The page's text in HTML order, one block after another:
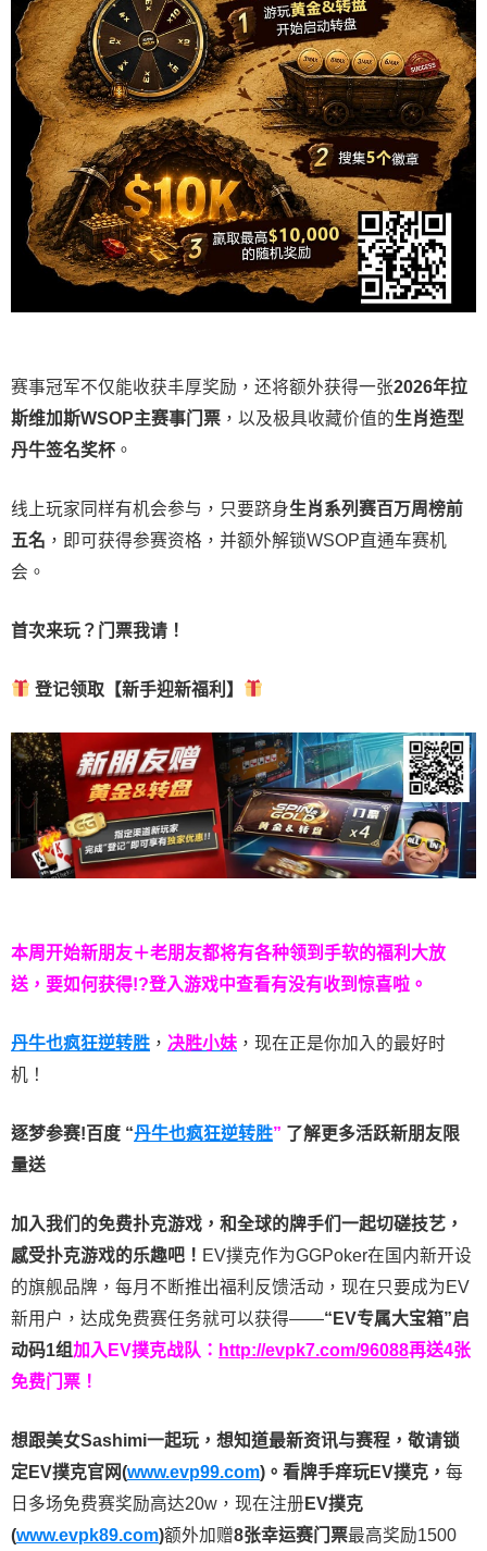
赛事冠军不仅能收获丰厚奖励，还将额外获得一张2026年拉
斯维加斯WSOP主赛事门票 ，以及极具收藏价值的生肖造型
丹牛签名奖杯 。
线上玩家同样有机会参与，只要跻身生肖系列赛百万周榜前
五名 ，即可获得参赛资格，并额外解锁WSOP直通车赛机
会。
首次来玩？门票我请！
登记领取【新手迎新福利】
本周开始新朋友＋老朋友都将有各种领到手软的福利大放
送，要如何获得!?登入游戏中查看有没有收到惊喜啦。
丹牛也疯狂逆转胜 ， 决胜小妹 ，现在正是你加入的最好时
机！
逐梦参赛!百度 “丹牛也疯狂逆转胜” 了解更多活跃新朋友限
量送
加入我们的免费扑克游戏，和全球的牌手们一起切磋技艺，
感受扑克游戏的乐趣吧！ EV撲克作为GGPoker在国内新开设
的旗舰品牌，每月不断推出福利反馈活动，现在只要成为EV
新用户，达成免费赛任务就可以获得——“EV专属大宝箱”启
动码1组加入EV撲克战队： http://evpk7.com/96088再送4张
免费门票！
想跟美女Sashimi一起玩， 想知道最新资讯与赛程， 敬请锁
定EV撲克官网(www.evp99.com)。 看牌手痒玩EV撲克， 每
日多场免费赛奖励高达20w，现在注册 EV撲克
(www.evpk89.com)额外加赠8张幸运赛门票最高奖励1500